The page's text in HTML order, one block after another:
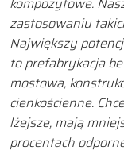
zastosowaniu
Największy
to prefabrykacja
mostowa,
cienkościenne.
lżejsze, mają
procentach